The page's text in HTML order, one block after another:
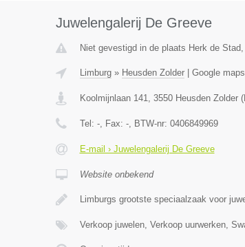
Juwelengalerij De Greeve
Niet gevestigd in de plaats Herk de
Limburg» Heusden Zolder| Google maps
Koolmijnlaan 141, 3550 Heusden Zolder(
Tel: -, Fax: -, BTW-nr: 0406849969
E-mail › Juwelengalerij De Greeve
Website onbekend
Limburgs grootste speciaalzaak voor
Verkoop juwelen, Verkoop uurwerken,